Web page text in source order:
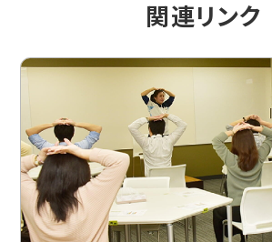
関連リンク